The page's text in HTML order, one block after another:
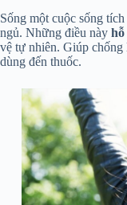
Sống một cuộc sống
ngủ. Những điều này hỗ
vệ tự nhiên. Giúp chống
dùng đến thuốc.